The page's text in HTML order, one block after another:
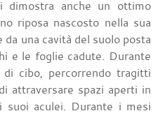
dimostra anche un ottimo
riposa nascosto nella sua
una cavità del suolo posta
e le foglie cadute. Durante
cibo, percorrendo tragitti
attraversare spazi aperti in
aculei. Durante i mesi